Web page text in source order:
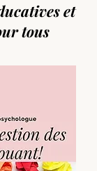
et
tous